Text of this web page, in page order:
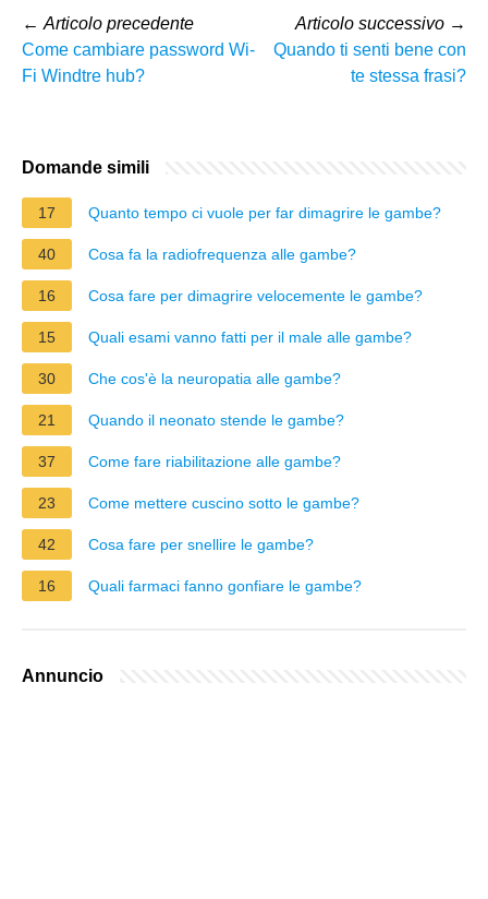
← Articolo precedente
Come cambiare password Wi-
Fi Windtre hub?
Articolo successivo →
Quando ti senti bene con
te stessa frasi?
Domande simili
17 Quanto tempo ci vuole per far dimagrire le gambe?
40 Cosa fa la radiofrequenza alle gambe?
16 Cosa fare per dimagrire velocemente le gambe?
15 Quali esami vanno fatti per il male alle gambe?
30 Che cos'è la neuropatia alle gambe?
21 Quando il neonato stende le gambe?
37 Come fare riabilitazione alle gambe?
23 Come mettere cuscino sotto le gambe?
42 Cosa fare per snellire le gambe?
16 Quali farmaci fanno gonfiare le gambe?
Annuncio